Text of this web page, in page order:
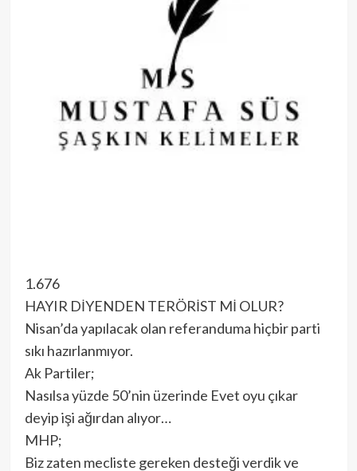
1.676
HAYIR DİYENDEN TERÖRİST Mİ OLUR?
Nisan’da yapılacak olan referanduma hiçbir parti
sıkı hazırlanmıyor.
Ak Partiler;
Nasılsa yüzde 50’nin üzerinde Evet oyu çıkar
deyip işi ağırdan alıyor…
MHP;
Biz zaten mecliste gereken desteği verdik ve